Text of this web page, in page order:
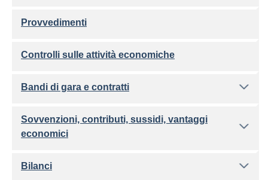
Provvedimenti
Controlli sulle attività economiche
Bandi di gara e contratti
Sovvenzioni, contributi, sussidi, vantaggi
economici
Bilanci